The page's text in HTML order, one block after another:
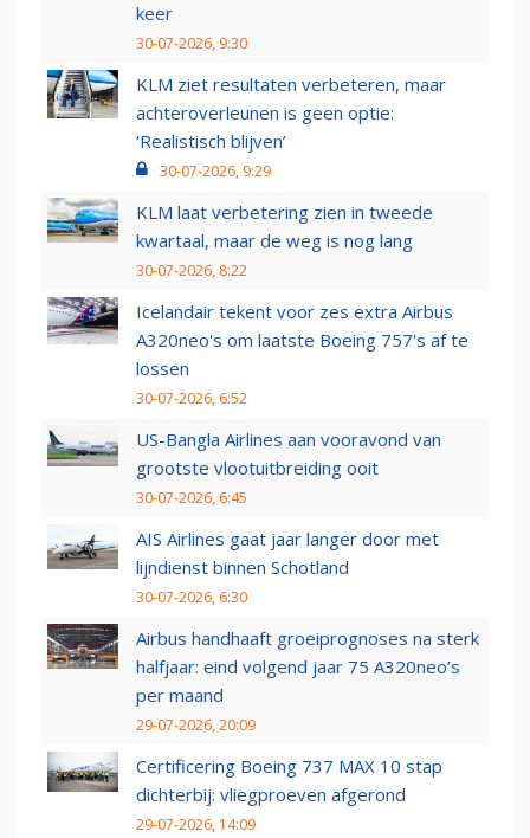
keer
30-07-2026, 9:30
KLM ziet resultaten verbeteren, maar
achteroverleunen is geen optie:
‘Realistisch blijven’
30-07-2026, 9:29
KLM laat verbetering zien in tweede
kwartaal, maar de weg is nog lang
30-07-2026, 8:22
Icelandair tekent voor zes extra Airbus
A320neo's om laatste Boeing 757's af te
lossen
30-07-2026, 6:52
US-Bangla Airlines aan vooravond van
grootste vlootuitbreiding ooit
30-07-2026, 6:45
AIS Airlines gaat jaar langer door met
lijndienst binnen Schotland
30-07-2026, 6:30
Airbus handhaaft groeiprognoses na sterk
halfjaar: eind volgend jaar 75 A320neo’s
per maand
29-07-2026, 20:09
Certificering Boeing 737 MAX 10 stap
dichterbij: vliegproeven afgerond
29-07-2026, 14:09